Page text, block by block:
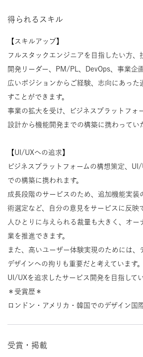
得られるスキル
【スキルアップ】
フルスタックエンジニアを目指したい方、
開発リーダー、PM/PL、DevOps、事業企
広いポジションからご経験、志向にあった
すことができます。
事業の拡大を受け、ビジネスプラットフォ
設計から機能開発までの構築に携わってい
【UI/UXへの追求】
ビジネスプラットフォームの構想策定、
での構築に携われます。
成長段階のサービスのため、追加機能実装
術選定など、自分の意見をサービスに反映
人ひとりに与えられる裁量も大きく、オー
業を推進できます。
また、高いユーザー体験実現のためには、
デザインヘの拘りも重要だと考えています。
UI/UXを追求したサービス開発を目指して
＊受賞歴＊
ロンドン・アメリカ・韓国でのデザイン国
受賞・掲載